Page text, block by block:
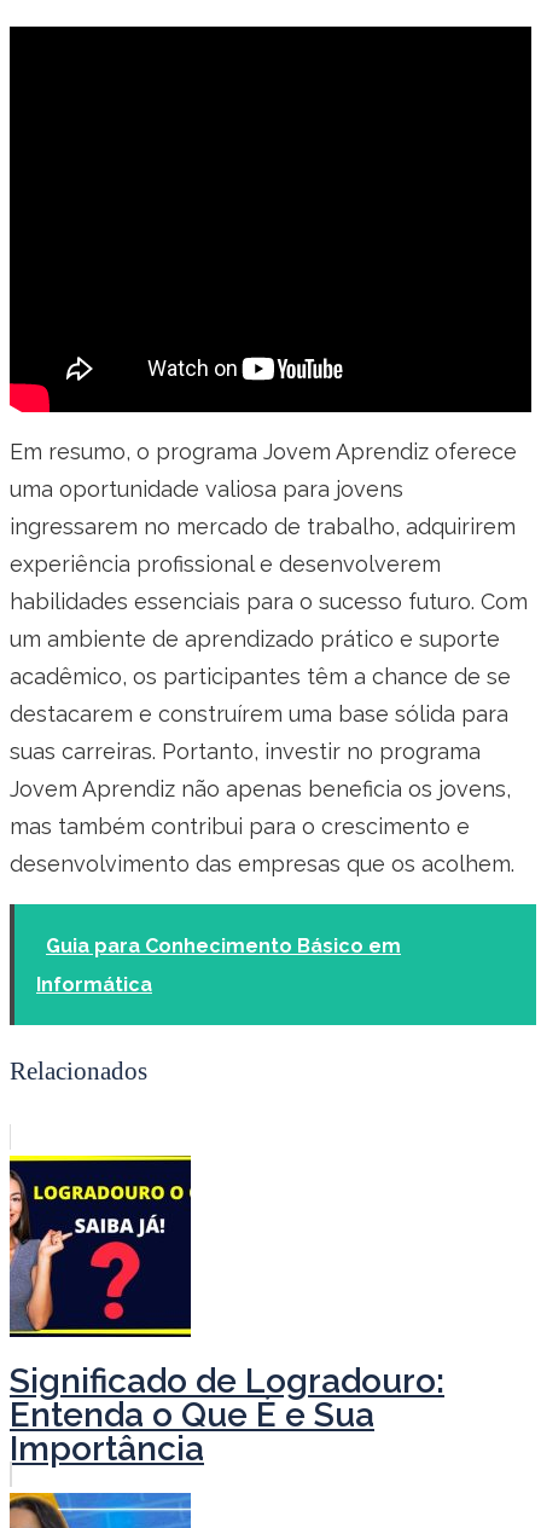
Em resumo, o programa Jovem Aprendiz oferece
uma oportunidade valiosa para jovens
ingressarem no mercado de trabalho, adquirirem
experiência profissional e desenvolverem
habilidades essenciais para o sucesso futuro. Com
um ambiente de aprendizado prático e suporte
acadêmico, os participantes têm a chance de se
destacarem e construírem uma base sólida para
suas carreiras. Portanto, investir no programa
Jovem Aprendiz não apenas beneficia os jovens,
mas também contribui para o crescimento e
desenvolvimento das empresas que os acolhem.
Guia para Conhecimento Básico em
Informática
Relacionados
Significado de Logradouro:
Entenda o Que É e Sua
Importância